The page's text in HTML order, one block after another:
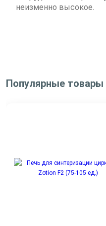
неизменно высокое.
Популярные товары